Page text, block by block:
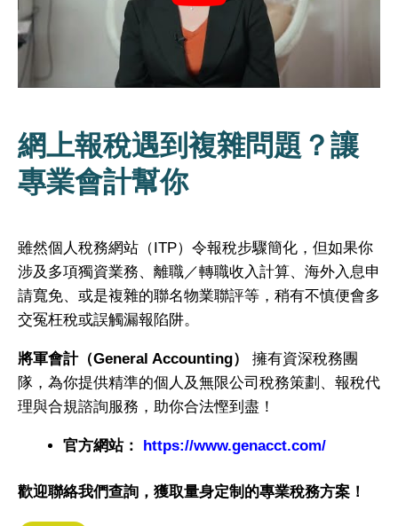
網上報稅遇到複雜問題？讓
專業會計幫你
雖然個人稅務網站（ITP）令報稅步驟簡化，但如果你
涉及多項獨資業務、離職／轉職收入計算、海外入息申
請寬免、或是複雜的聯名物業聯評等，稍有不慎便會多
交冤枉稅或誤觸漏報陷阱。
將軍會計（General Accounting）
擁有資深稅務團
隊，為你提供精準的個人及無限公司稅務策劃、報稅代
理與合規諮詢服務，助你合法慳到盡！
官方網站： https://www.genacct.com/
歡迎聯絡我們查詢，獲取量身定制的專業稅務方案！